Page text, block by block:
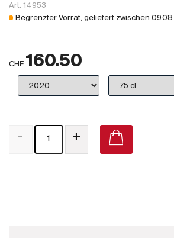
Großbritannien
2025
Promotionen
Degustationspakete
Checkout
Art. 14953
Begrenzter Vorrat, geliefert zwischen09.08
CHF 160.50
- +